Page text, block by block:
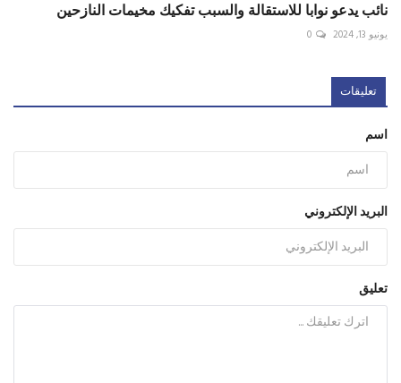
نائب يدعو نوابا للاستقالة والسبب تفكيك مخيمات النازحين
يونيو 13, 2024 0
تعليقات
اسم
البريد الإلكتروني
تعليق